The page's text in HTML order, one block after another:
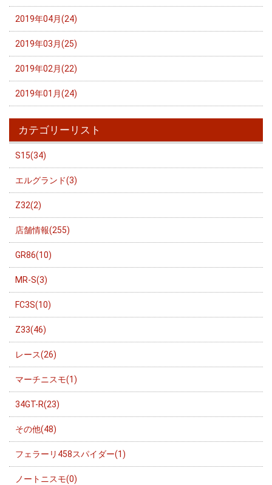
2019年04月(24)
2019年03月(25)
2019年02月(22)
2019年01月(24)
カテゴリーリスト
S15(34)
エルグランド(3)
Z32(2)
店舗情報(255)
GR86(10)
MR-S(3)
FC3S(10)
Z33(46)
レース(26)
マーチニスモ(1)
34GT-R(23)
その他(48)
フェラーリ458スパイダー(1)
ノートニスモ(0)